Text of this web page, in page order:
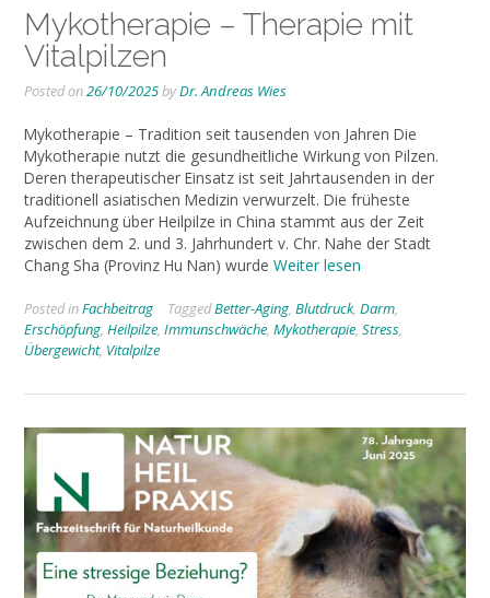
Mykotherapie – Therapie mit
Vitalpilzen
Posted on26/10/2025byDr. Andreas Wies
Mykotherapie – Tradition seit tausenden von Jahren Die
Mykotherapie nutzt die gesundheitliche Wirkung von Pilzen.
Deren therapeutischer Einsatz ist seit Jahrtausenden in der
traditionell asiatischen Medizin verwurzelt. Die früheste
Aufzeichnung über Heilpilze in China stammt aus der Zeit
zwischen dem 2. und 3. Jahrhundert v. Chr. Nahe der Stadt
Chang Sha (Provinz Hu Nan) wurde Weiter lesen
Posted inFachbeitrag TaggedBetter-Aging, Blutdruck, Darm,
Erschöpfung, Heilpilze, Immunschwäche, Mykotherapie, Stress,
Übergewicht, Vitalpilze